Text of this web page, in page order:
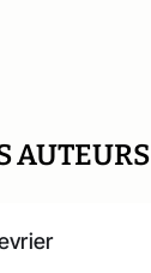
AUTEURS